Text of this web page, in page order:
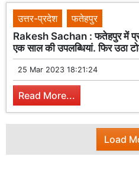
उत्तर-प्रदेश
फतेहपुर
Rakesh Sachan : फतेहपुर में
एक साल की उपलब्धियां. फिर उठा
25 Mar 2023 18:21:24
Read More...
Load